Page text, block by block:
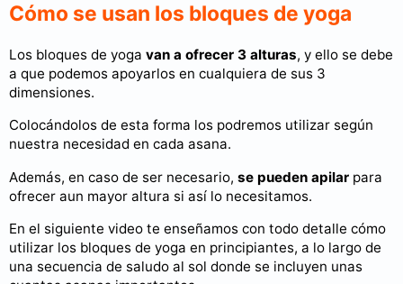
Cómo se usan los bloques de yoga
Los bloques de yoga van a ofrecer 3 alturas, y ello se debe
a que podemos apoyarlos en cualquiera de sus 3
dimensiones.
Colocándolos de esta forma los podremos utilizar según
nuestra necesidad en cada asana.
Además, en caso de ser necesario, se pueden apilar para
ofrecer aun mayor altura si así lo necesitamos.
En el siguiente video te enseñamos con todo detalle cómo
utilizar los bloques de yoga en principiantes, a lo largo de
una secuencia de saludo al sol donde se incluyen unas